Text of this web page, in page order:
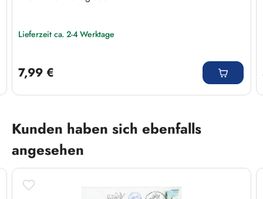
Lieferzeit ca. 2-4 Werktage
7,99 €
Produktgalerie überspringen
Kunden haben sich ebenfalls
angesehen